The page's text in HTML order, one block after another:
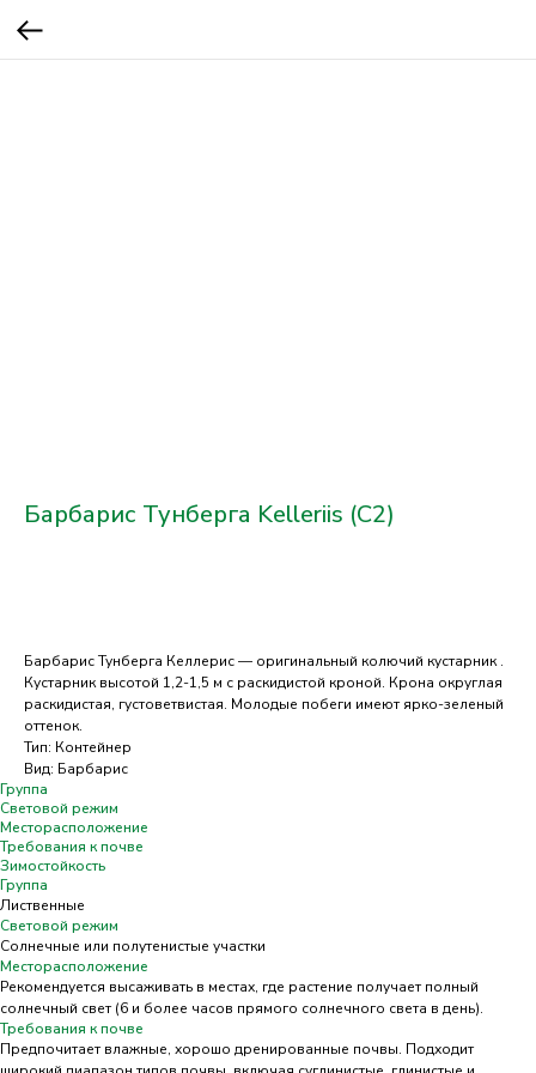
Барбарис Тунберга Kelleriis (С2)
Барбарис Тунберга Келлерис — оригинальный колючий кустарник .
Кустарник высотой 1,2-1,5 м с раскидистой кроной. Крона округлая
раскидистая, густоветвистая. Молодые побеги имеют ярко-зеленый
оттенок.
Тип: Контейнер
Вид: Барбарис
Группа
Световой режим
Месторасположение
Требования к почве
Зимостойкость
Группа
Лиственные
Световой режим
Солнечные или полутенистые участки
Месторасположение
Рекомендуется высаживать в местах, где растение получает полный
солнечный свет (6 и более часов прямого солнечного света в день).
Требования к почве
Предпочитает влажные, хорошо дренированные почвы. Подходит